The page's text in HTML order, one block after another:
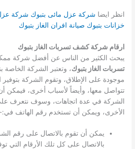
انظر ايضا شركة عزل مائى بتبوك شركة
خزانات بتبوك صيانة افران الغاز بتبوك
ارقام شركة كشف تسربات الغاز بتبوك
يبحث الكثير من الناس عن أفضل شركة
تسربات الغاز بتبوك، وتعتبر الشركة
موجودة على الإطلاق، وتقوم الشركة بتوفير
تتواصل معها، وأيضاً لأسباب أخرى، فيمكن
الشركة في عدة اتجاهات، وسوف نتعرف على
الأخرى، ويمكن أن تستخدم رقم الهاتف في:-
يمكن أن تقوم بالاتصال على رقم
بالاتصال على كل تلك الأرقام التي